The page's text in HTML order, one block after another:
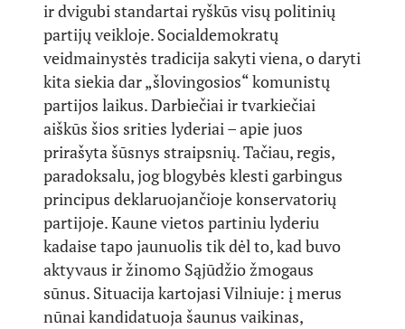
ir dvigubi standartai ryškūs visų politinių
partijų veikloje. Socialdemokratų
veidmainystės tradicija sakyti viena, o daryti
kita siekia dar „šlovingosios“ komunistų
partijos laikus. Darbiečiai ir tvarkiečiai
aiškūs šios srities lyderiai – apie juos
prirašyta šūsnys straipsnių. Tačiau, regis,
paradoksalu, jog blogybės klesti garbingus
principus deklaruojančioje konservatorių
partijoje. Kaune vietos partiniu lyderiu
kadaise tapo jaunuolis tik dėl to, kad buvo
aktyvaus ir žinomo Sąjūdžio žmogaus
sūnus. Situacija kartojasi Vilniuje: į merus
nūnai kandidatuoja šaunus vaikinas,